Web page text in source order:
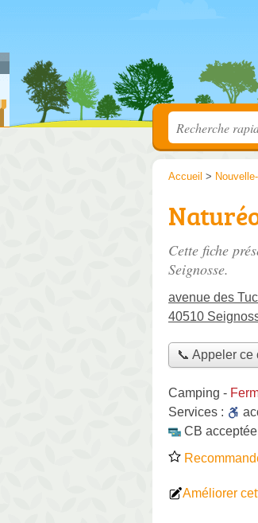
Accueil >
Cette fiche
Seignosse.
avenue des
40510
📞 Appeler ce
Camping -
Services :
CB acceptée
Améliorer